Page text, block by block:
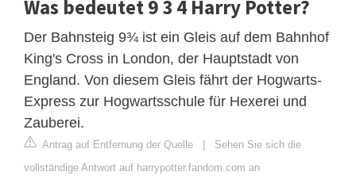
Was bedeutet 9 3 4 Harry Potter?
Der Bahnsteig 9¾ ist ein Gleis auf dem Bahnhof
King's Cross in London, der Hauptstadt von
England. Von diesem Gleis fährt der Hogwarts-
Express zur Hogwartsschule für Hexerei und
Zauberei.
Antrag auf Entfernung der Quelle | Sehen Sie sich die
vollständige Antwort auf harrypotter.fandom.com an